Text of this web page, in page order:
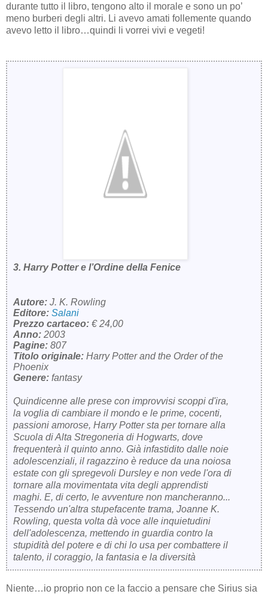
durante tutto il libro, tengono alto il morale e sono un po’
meno burberi degli altri. Li avevo amati follemente quando
avevo letto il libro…quindi li vorrei vivi e vegeti!
3. Harry Potter e l’Ordine della Fenice
Autore: J. K. Rowling
Editore: Salani
Prezzo cartaceo: € 24,00
Anno: 2003
Pagine: 807
Titolo originale: Harry Potter and the Order of the
Phoenix
Genere: fantasy
Quindicenne alle prese con improvvisi scoppi d'ira,
la voglia di cambiare il mondo e le prime, cocenti,
passioni amorose, Harry Potter sta per tornare alla
Scuola di Alta Stregoneria di Hogwarts, dove
frequenterà il quinto anno. Già infastidito dalle noie
adolescenziali, il ragazzino è reduce da una noiosa
estate con gli spregevoli Dursley e non vede l'ora di
tornare alla movimentata vita degli apprendisti
maghi. E, di certo, le avventure non mancheranno...
Tessendo un'altra stupefacente trama, Joanne K.
Rowling, questa volta dà voce alle inquietudini
dell'adolescenza, mettendo in guardia contro la
stupidità del potere e di chi lo usa per combattere il
talento, il coraggio, la fantasia e la diversità
Niente…io proprio non ce la faccio a pensare che Sirius sia